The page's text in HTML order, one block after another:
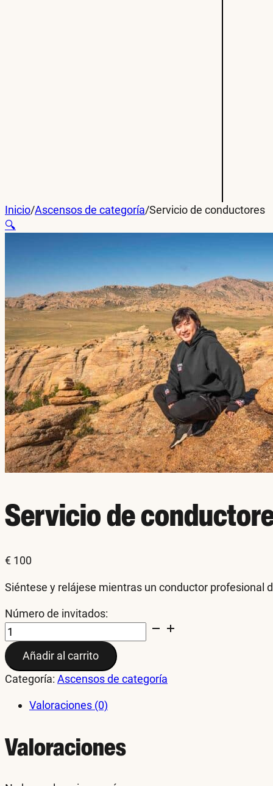
Inicio/Ascensos de categoría/Servicio de conductores
🔍
Servicio de
€ 100
Siéntese y relájese mientras un conductor profesional
Número de invitados:
Driver
Service
cantidad
Añadir al carrito
Categoría: Ascensos de categoría
Valoraciones (0)
Valoraciones